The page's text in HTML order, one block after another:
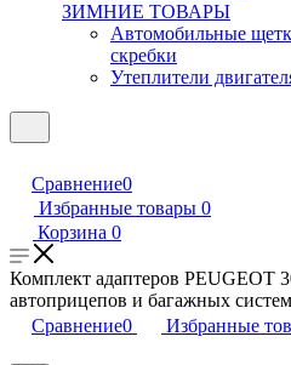
ЗИМНИЕ ТОВАРЫ
Автомобильные
скребки
Утеплители
Сравнение0
Избранные товары 0
Корзина 0
Комплект адаптеров PEUGEOT
автоприцепов и багажных систем
Сравнение0 Избранные